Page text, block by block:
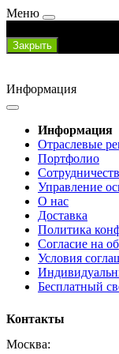
Меню
Закрыть
Информация
Информация
Отраслевые
Портфолио
Управление
О нас
Доставка
Политика
Согласие на
Условия
Бесплатный
Контакты
Москва: